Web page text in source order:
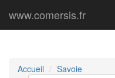
www.comersis.fr
Accueil
Savoie